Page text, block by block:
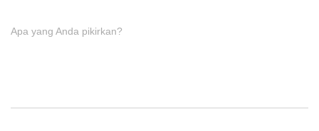
Apa yang Anda pikirkan?